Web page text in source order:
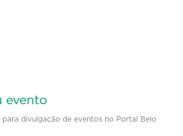
evento
para divulgação de eventos no Portal Belo